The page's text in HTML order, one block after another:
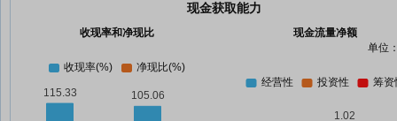
现金获取能力
收现率和净现比
现金流量净额
单位